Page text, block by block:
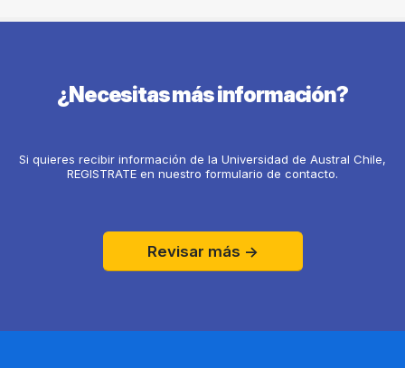
¿Necesitas más información?
Si quieres recibir información de la Universidad de Austral Chile,
REGISTRATE en nuestro formulario de contacto.
Revisar más ->